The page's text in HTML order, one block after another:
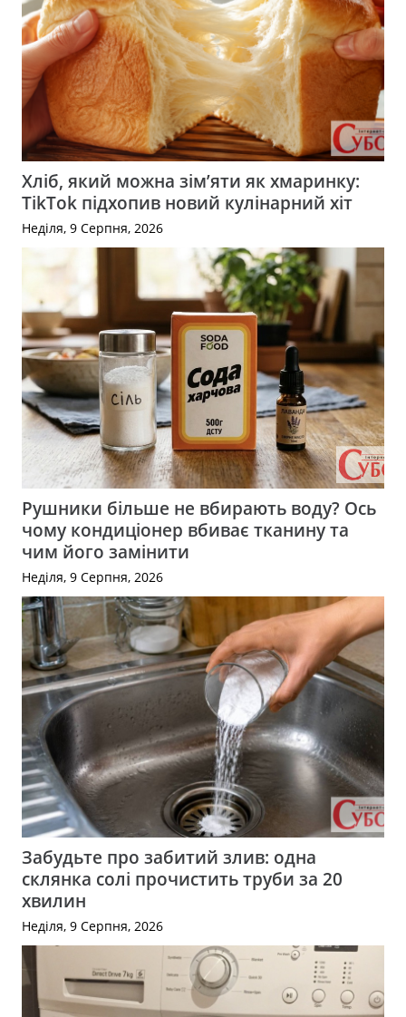
Хліб, який можна зім’яти як хмаринку:
TikTok підхопив новий кулінарний хіт
Неділя, 9 Серпня, 2026
Рушники більше не вбирають воду? Ось
чому кондиціонер вбиває тканину та
чим його замінити
Неділя, 9 Серпня, 2026
Забудьте про забитий злив: одна
склянка солі прочистить труби за 20
хвилин
Неділя, 9 Серпня, 2026